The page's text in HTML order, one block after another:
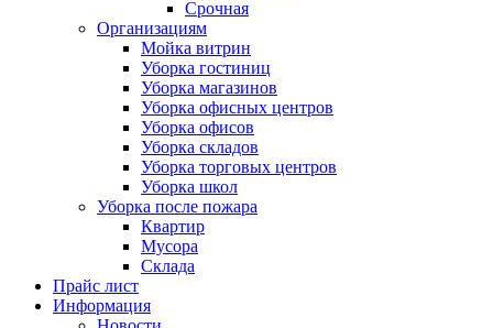
Срочная
Организациям
Мойка витрин
Уборка гостиниц
Уборка магазинов
Уборка офисных центров
Уборка офисов
Уборка складов
Уборка торговых центров
Уборка школ
Уборка после пожара
Квартир
Мусора
Склада
Прайс лист
Информация